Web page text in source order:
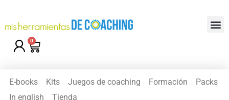
0
E-books Kits Juegos de coaching Formación
Packs
In english
Tienda